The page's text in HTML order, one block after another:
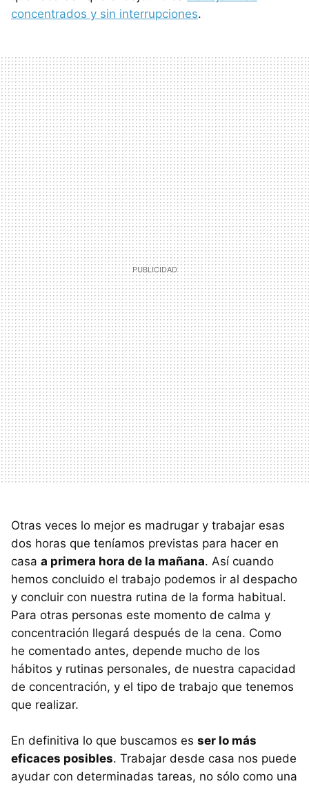
concentrados y sin interrupciones.
Otras veces lo mejor es madrugar y trabajar esas
dos horas que teníamos previstas para hacer en
casa a primera hora de la mañana. Así cuando
hemos concluido el trabajo podemos ir al despacho
y concluir con nuestra rutina de la forma habitual.
Para otras personas este momento de calma y
concentración llegará después de la cena. Como
he comentado antes, depende mucho de los
hábitos y rutinas personales, de nuestra capacidad
de concentración, y el tipo de trabajo que tenemos
que realizar.
En definitiva lo que buscamos es ser lo más
eficaces posibles. Trabajar desde casa nos puede
ayudar con determinadas tareas, no sólo como una